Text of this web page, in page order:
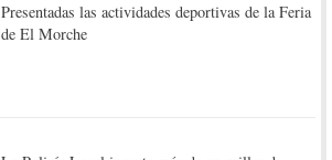
Presentadas las actividades deportivas de la Feria
de El Morche